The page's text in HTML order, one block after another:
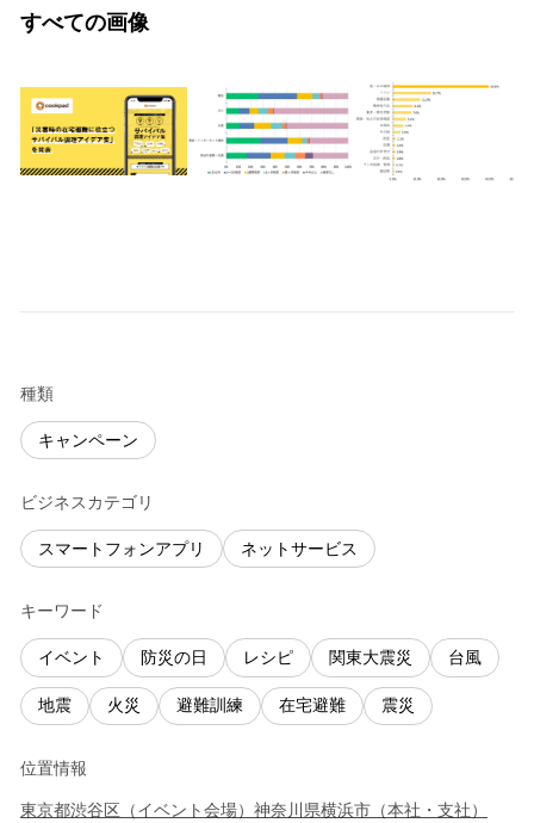
すべての画像
種類
キャンペーン
ビジネスカテゴリ
スマートフォンアプリ ネットサービス
キーワード
イベント 防災の日 レシピ 関東大震災 台風
地震 火災 避難訓練 在宅避難 震災
位置情報
東京都渋谷区 （ イベント会場） 神奈川県横浜市 （本社・支社 ）